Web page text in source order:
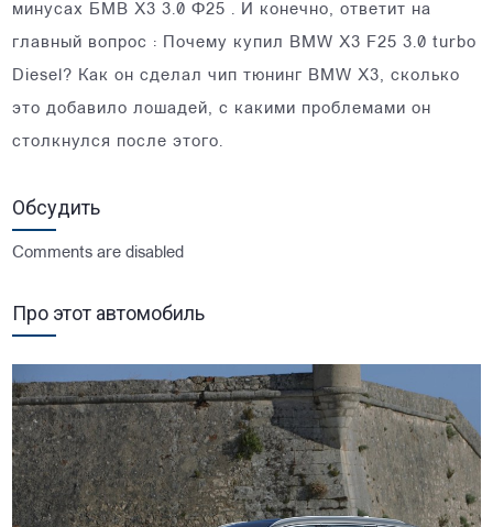
минусах БМВ Х3 3.0 Ф25 . И конечно, ответит на
главный вопрос : Почему купил BMW X3 F25 3.0 turbo
Diesel? Как он сделал чип тюнинг BMW X3, сколько
это добавило лошадей, с какими проблемами он
столкнулся после этого.
Обсудить
Comments are disabled
Про этот автомобиль